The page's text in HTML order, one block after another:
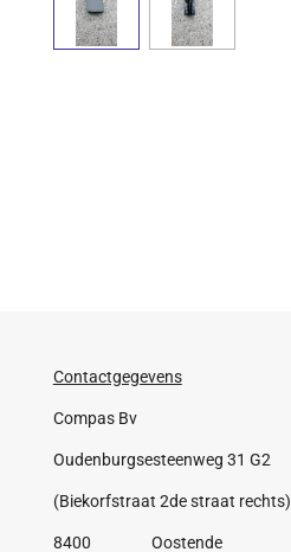
Contactgegevens
Compas Bv
Oudenburgsesteenweg 31 G2
(Biekorfstraat 2de straat rechts)
8400 Oostende